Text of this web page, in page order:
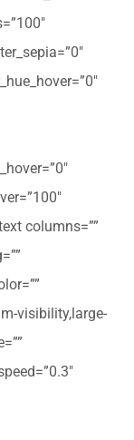
columns=””
visibility,large-